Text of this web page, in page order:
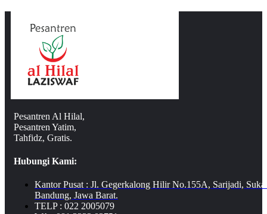
Pesantren Al Hilal,
Pesantren Yatim,
Tahfidz, Gratis.
Hubungi Kami:
Kantor Pusat : Jl. Gegerkalong Hilir No.155A, Sarijadi,
Bandung, Jawa Barat.
TELP : 022 2005079